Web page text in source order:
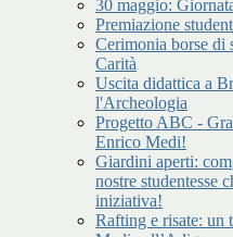
30 maggio:
Premiazione
Cerimonia borse di
Carità
Uscita didattica a
l'Archeologia
Progetto ABC -
Enrico Medi!
Giardini aperti:
nostre studentesse
iniziativa!
Rafting e risate: un